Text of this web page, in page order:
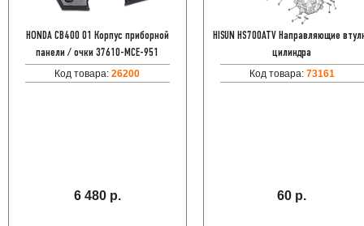
HONDA CB400 01 Корпус приборной
панели / очки 37610-MCE-951
Код товара:26200
6 480 р.
HISUN HS700ATV Направляющие
цилиндра
Код товара: 73161
60 р.